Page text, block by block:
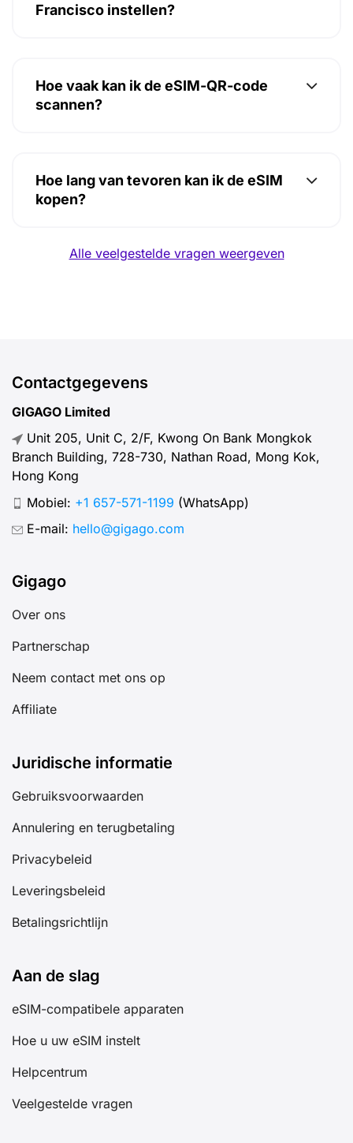
Francisco instellen?
Hoe vaak kan ik de eSIM-QR-code
scannen?
Hoe lang van tevoren kan ik de eSIM
kopen?
Alle veelgestelde vragen weergeven
Contactgegevens
GIGAGO Limited
Unit 205, Unit C, 2/F, Kwong On Bank Mongkok
Branch Building, 728-730, Nathan Road, Mong Kok,
Hong Kong
Mobiel: +1 657-571-1199 (WhatsApp)
E-mail: hello@gigago.com
Gigago
Over ons
Partnerschap
Neem contact met ons op
Affiliate
Juridische informatie
Gebruiksvoorwaarden
Annulering en terugbetaling
Privacybeleid
Leveringsbeleid
Betalingsrichtlijn
Aan de slag
eSIM-compatibele apparaten
Hoe u uw eSIM instelt
Helpcentrum
Veelgestelde vragen